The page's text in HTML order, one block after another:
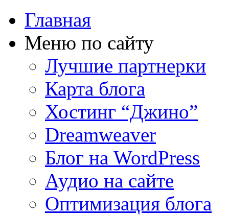
Главная
Меню по сайту
Лучшие партнерки
Карта блога
Хостинг “Джино”
Dreamweaver
Блог на WordPress
Аудио на сайте
Оптимизация блога